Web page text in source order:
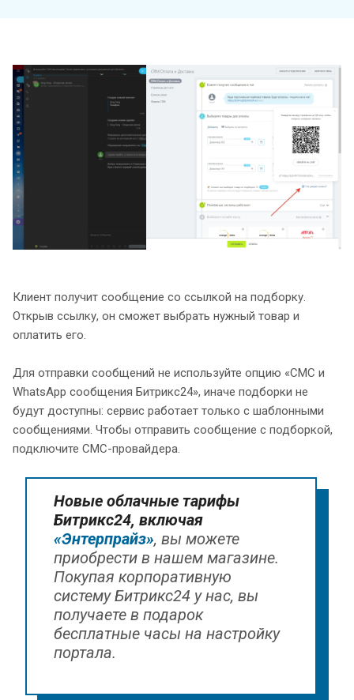
Клиент получит сообщение со ссылкой на подборку.
Открыв ссылку, он сможет выбрать нужный товар и
оплатить его.
Для отправки сообщений не используйте опцию «СМС и
WhatsApp сообщения Битрикс24», иначе подборки не
будут доступны: сервис работает только с шаблонными
сообщениями. Чтобы отправить сообщение с подборкой,
подключите СМС-провайдера.
Новые облачные тарифы
Битрикс24, включая
«Энтерпрайз», вы можете
приобрести в нашем магазине.
Покупая корпоративную
систему Битрикс24 у нас, вы
получаете в подарок
бесплатные часы на настройку
портала.